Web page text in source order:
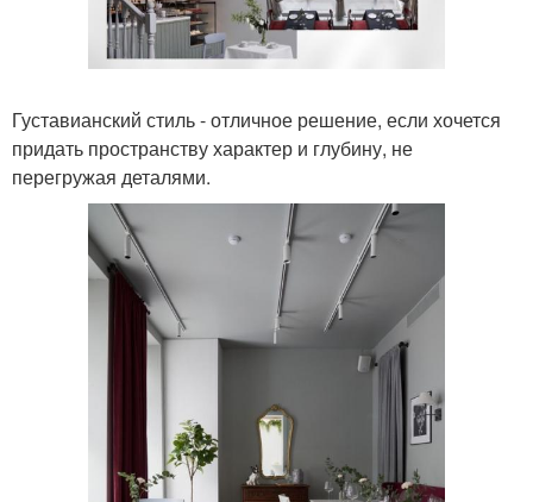
Густавианский стиль - отличное решение, если хочется
придать пространству характер и глубину, не
перегружая деталями.